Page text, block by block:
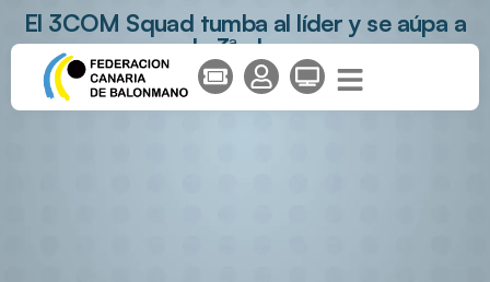
El 3COM Squad tumba al líder y se aúpa a
la 3ª plaza